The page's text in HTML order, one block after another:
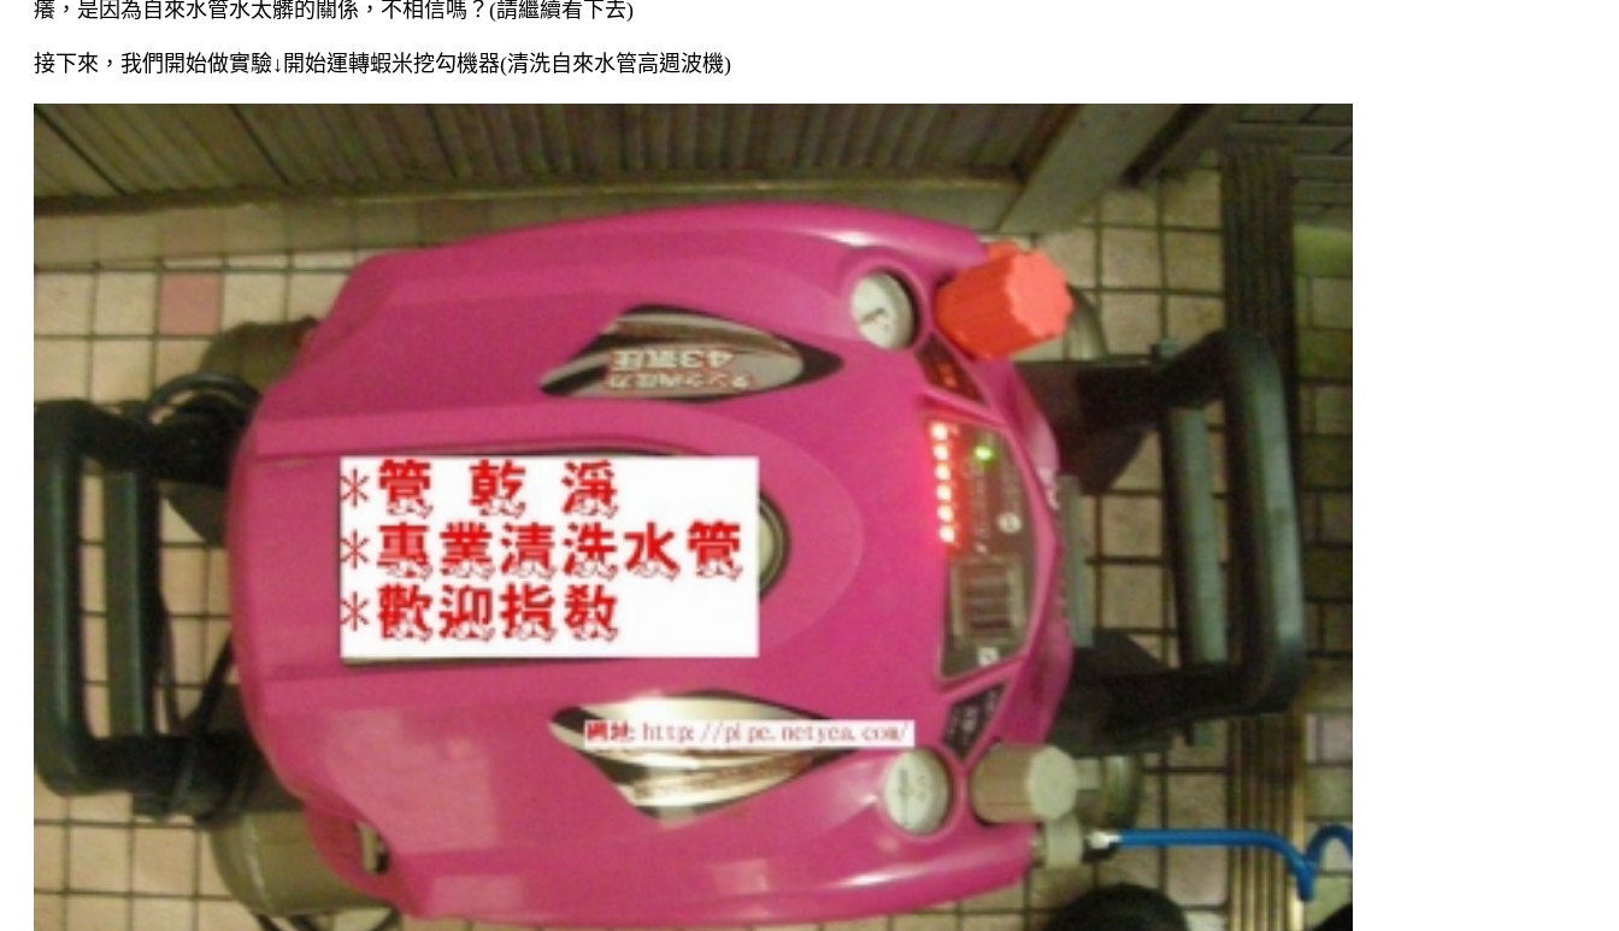
癢，是因為自來水管水太髒的關係， 不相信嗎？(請繼續看下去)
接下來，我們開始做實驗↓開始運轉蝦米挖勾機器(清洗自來水管高週波機)